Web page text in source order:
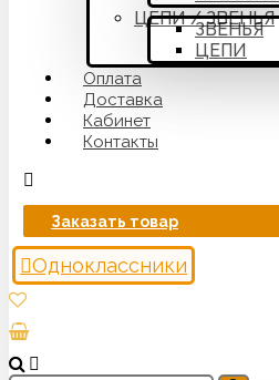
ЦЕПИ / ЗВЕНЬЯ
ЗВЕНЬЯ
ЦЕПИ
Оплата
Доставка
Кабинет
Контакты
Заказать товар
Одноклассники